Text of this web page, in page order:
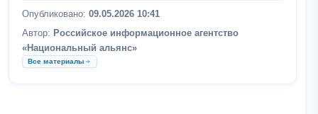
Опубликовано: 09.05.2026 10:41
Автор: Российское информационное агентство
«Национальный альянс»
Все материалы